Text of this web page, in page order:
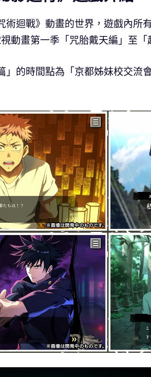
術迴戰》動畫的世界，遊戲內所
動畫第一季「咒胎戴天編」至「
」的時間點為「京都姊妹校交流